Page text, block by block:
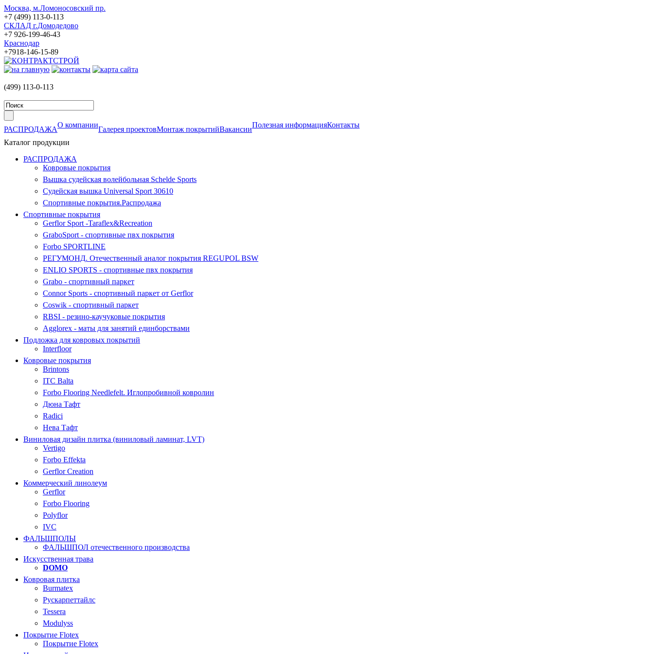
Москва, м.Ломоносовский пр.
+7 (499) 113-0-113
СКЛАД г.Домодедово
+7 926-199-46-43
Краснодар
+7918-146-15-89
(499) 113-0-113
РАСПРОДАЖА
О компании
Галерея проектовМонтаж покрытийВакансии
Полезная информацияКонтакты
Каталог продукции
РАСПРОДАЖА
Ковровые покрытия
Вышка судейская волейбольная Schelde Sports
Судейская вышка Universal Sport 30610
Cпортивные покрытия.Распродажа
Спортивные покрытия
Gerflor Sport -Taraflex&Recreation
GraboSport - спортивные пвх покрытия
Forbo SPORTLINE
РЕГУМОНД. Отечественный аналог покрытия REGUPOL BSW
ENLIO SPORTS - cпортивные пвх покрытия
Grabo - спортивный паркет
Connor Sports - спортивный паркет от Gerflor
Coswik - cпортивный паркет
RBSI - резино-каучуковые покрытия
Agglorex - маты для занятий единборствами
Подложка для ковровых покрытий
Interfloor
Ковровые покрытия
Brintons
ITC Balta
Forbo Flooring Needlefelt. Иглопробивной ковролин
Дюна Тафт
Radici
Нева Тафт
Виниловая дизайн плитка (виниловый ламинат, LVT)
Vertigo
Forbo Effekta
Gerflor Creation
Коммерческий линолеум
Gerflor
Forbo Flooring
Polyflor
IVC
ФАЛЬШПОЛЫ
ФАЛЬШПОЛ отечественного производства
Искусственная трава
DOMO
Ковровая плитка
Burmatex
Рускарпеттайлс
Tessera
Modulyss
Покрытие Flotex
Покрытие Flotex